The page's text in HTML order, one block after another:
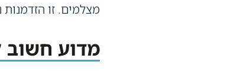
מצלמים. זו
מדוע